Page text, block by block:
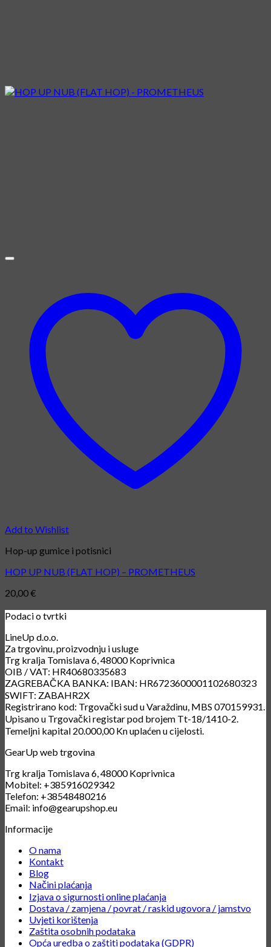
Add to Wishlist
Hop-up gumice i potisnici
HOP UP NUB (FLAT HOP) – PROMETHEUS
20,00€
Podaci o tvrtki
LineUp d.o.o.
Za trgovinu, proizvodnju i usluge
Trg kralja Tomislava 6, 48000 Koprivnica
OIB / VAT: HR40680335683
ZAGREBAČKA BANKA: IBAN: HR6723600001102680323
SWIFT: ZABAHR2X
Registrirano kod: Trgovački sud u Varaždinu, MBS 070159931.
Upisano u Trgovački registar pod brojem Tt-18/1410-2.
Temeljni kapital 20.000,00 Kn uplaćen u cijelosti.
GearUp web trgovina
Trg kralja Tomislava 6, 48000 Koprivnica
Mobitel: +385916029342
Telefon: +38548480216
Email: info@gearupshop.eu
Informacije
O nama
Kontakt
Blog
Načini plaćanja
Izjava o sigurnosti online plaćanja
Dostava / zamjena / povrat / raskid ugovora / jamstvo
Uvjeti korištenja
Zaštita osobnih podataka
Opća uredba o zaštiti podataka (GDPR)